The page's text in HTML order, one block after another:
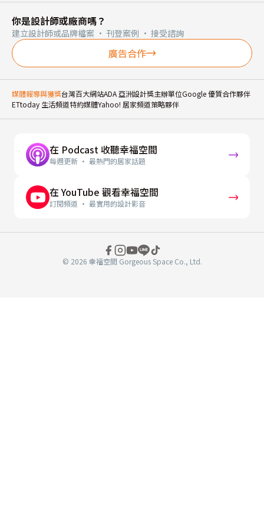
你是設計師或廠商嗎？
建立設計師或品牌檔案 · 刊登案例 · 接受諮詢
廣告合作
媒體報導與獲獎台灣百大網站ADA 亞洲設計獎主辦單位Google 優質合作夥伴
ETtoday 生活頻道特約媒體Yahoo! 居家頻道策略夥伴
在 Podcast 收聽幸福空間
每週更新 · 最熱門的居家話題
在 YouTube 觀看幸福空間
訂閱頻道 · 最實用的設計影音
© 2026 幸福空間 Gorgeous Space Co., Ltd.